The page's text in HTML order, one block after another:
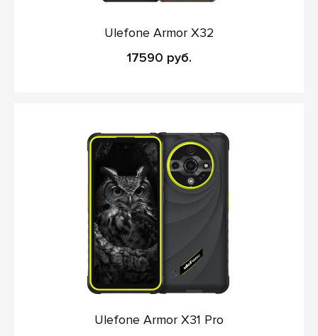
Ulefone Armor X32
17590 руб.
Ulefone Armor X31 Pro